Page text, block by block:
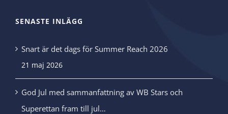
SENASTE INLÄGG
Snart är det dags för Summer Reach 2026
21 maj 2026
God Jul med sammanfattning av WB Stars och
Superettan fram till jul…